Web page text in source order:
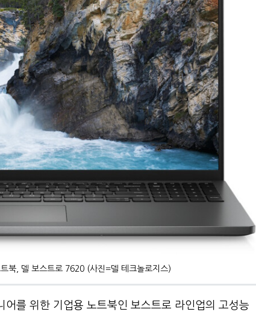
북, 델 보스트로 7620 (사진=델 테크놀로지스)
어를 위한 기업용 노트북인 보스트로 라인업의 고성능